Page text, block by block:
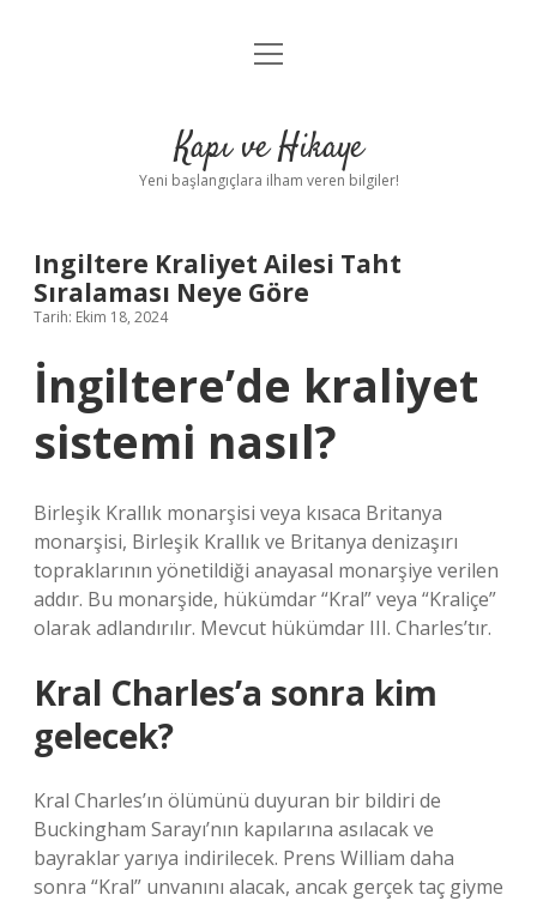
Anasayfa
Yasal Uyarı
menüyü
Kapı ve Hikaye
Yeni başlangıçlara ilham veren bilgiler!
Ingiltere Kraliyet Ailesi Taht
Sıralaması Neye Göre
Tarih: Ekim 18, 2024
İngiltere’de kraliyet
sistemi nasıl?
Birleşik Krallık monarşisi veya kısaca Britanya
monarşisi, Birleşik Krallık ve Britanya denizaşırı
topraklarının yönetildiği anayasal monarşiye verilen
addır. Bu monarşide, hükümdar “Kral” veya “Kraliçe”
olarak adlandırılır. Mevcut hükümdar III. Charles’tır.
Kral Charles’a sonra kim
gelecek?
Kral Charles’ın ölümünü duyuran bir bildiri de
Buckingham Sarayı’nın kapılarına asılacak ve
bayraklar yarıya indirilecek. Prens William daha
sonra “Kral” unvanını alacak, ancak gerçek taç giyme